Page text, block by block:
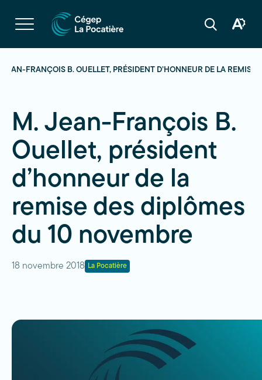
Ouvrir
la
navigation
Ouvrir
Ouvrir
JEAN-FRANÇOIS B. OUELLET, PRÉSIDENT D’HONNEUR DE LA REMISE
M. Jean-François B.
Ouellet, président
d’honneur de la
remise des diplômes
du 10 novembre
18 novembre 2018 La Pocatière